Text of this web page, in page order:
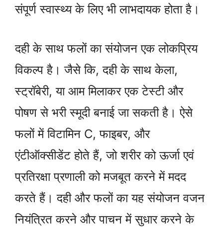
संपूर्ण स्वास्थ्य के लिए भी लाभदायक होता है।
दही के साथ फलों का संयोजन एक लोकप्रिय
विकल्प है। जैसे कि, दही के साथ केला,
स्ट्रॉबेरी, या आम मिलाकर एक टेस्टी और
पोषण से भरी स्मूदी बनाई जा सकती है। ऐसे
फलों में विटामिन C, फाइबर, और
एंटीऑक्सीडेंट होते हैं, जो शरीर को ऊर्जा एवं
प्रतिरक्षा प्रणाली को मजबूत करने में मदद
करते हैं। दही और फलों का यह संयोजन वजन
नियंत्रित करने और पाचन में सुधार करने के